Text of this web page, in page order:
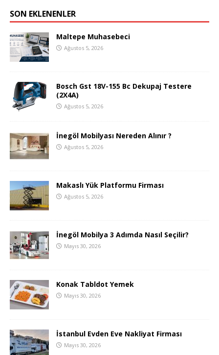
SON EKLENENLER
Maltepe Muhasebeci
Ağustos 5, 2026
Bosch Gst 18V-155 Bc Dekupaj Testere
(2X4A)
Ağustos 5, 2026
İnegöl Mobilyası Nereden Alınır ?
Ağustos 5, 2026
Makaslı Yük Platformu Firması
Ağustos 5, 2026
İnegöl Mobilya 3 Adımda Nasıl Seçilir?
Mayıs 30, 2026
Konak Tabldot Yemek
Mayıs 30, 2026
İstanbul Evden Eve Nakliyat Firması
Mayıs 30, 2026